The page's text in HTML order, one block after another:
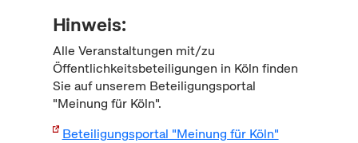
Hinweis:
Alle Veranstaltungen mit/zu
Öffentlichkeitsbeteiligungen in Köln finden
Sie auf unserem Beteiligungsportal
"Meinung für Köln".
Beteiligungsportal "Meinung für Köln"